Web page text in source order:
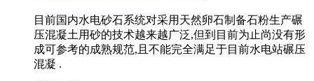
目前国内水电砂石系统对采用天然卵石制备石粉生产碾
压混凝土用砂的技术越来越广泛,但到目前为止尚没有形
成可参考的成熟规范,且不能完全满足于目前水电站碾压
混凝 .